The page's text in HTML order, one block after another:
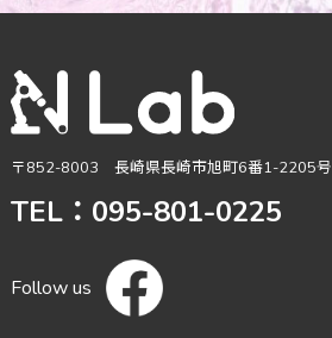
〒852-8003 長崎県長崎市旭町6番1-2205号
TEL：095-801-0225
Follow us